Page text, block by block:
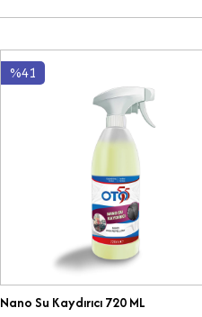
%41
Nano Su Kaydırıcı 720 ML